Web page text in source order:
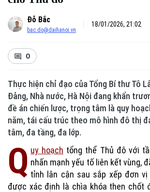
Đỗ Bắc
bac.do@daihanoi.vn
18/01/2026, 21:02
0
Thực hiện chỉ đạo của Tổng Bí thư Tô
Đảng, Nhà nước, Hà Nội đang khẩn
đề án chiến lược, trọng tâm là quy
năm, tái cấu trúc theo mô hình đô thị
tâm, đa tầng, đa lớp.
Q uy hoạch tổng thể Thủ đô với
nhấn mạnh yếu tố liên kết vùng,
tỉnh lân cận sau sắp xếp đơn
được xác định là chìa khóa then chốt